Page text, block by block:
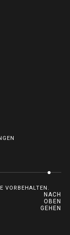
VORBEHALTEN.
NACH
OBEN
GEHEN